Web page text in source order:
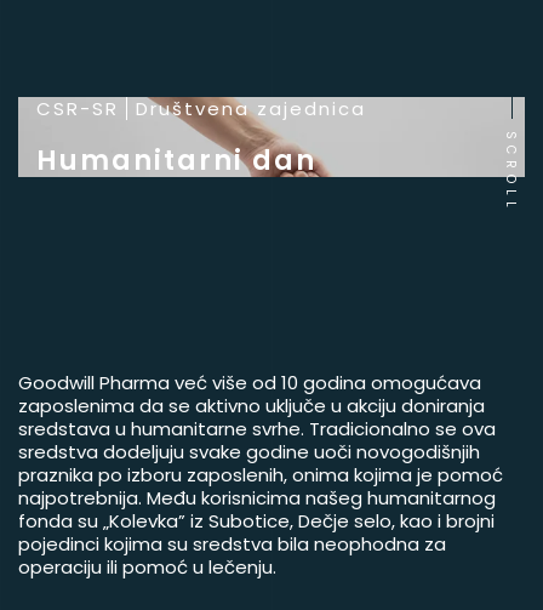
CSR-SR Društvena zajednica
Humanitarni dan SCROLL
Goodwill Pharma već više od 10 godina omogućava
zaposlenima da se aktivno uključe u akciju doniranja
sredstava u humanitarne svrhe. Tradicionalno se ova
sredstva dodeljuju svake godine uoči novogodišnjih
praznika po izboru zaposlenih, onima kojima je pomoć
najpotrebnija. Među korisnicima našeg humanitarnog
fonda su „Kolevka” iz Subotice, Dečje selo, kao i brojni
pojedinci kojima su sredstva bila neophodna za
operaciju ili pomoć u lečenju.